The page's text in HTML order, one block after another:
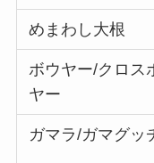
めまわし大根
ボウヤー/クロス
ヤー
ガマラ/ガマグッ